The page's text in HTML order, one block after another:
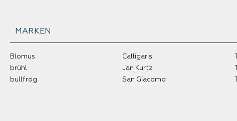
MARKEN
Blomus
brühl
bullfrog
Calligaris
Jan Kurtz
San Giacomo